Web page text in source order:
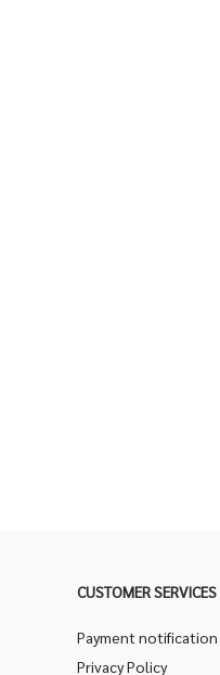
CUSTOMER SERVICES
Payment notification
Privacy Policy